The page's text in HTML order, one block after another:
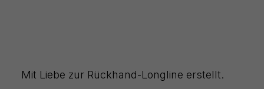
Mit Liebe zur Rückhand-Longline erstellt.